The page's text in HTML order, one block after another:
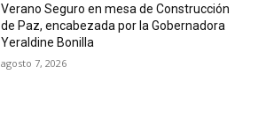
Verano Seguro en mesa de Construcción
de Paz, encabezada por la Gobernadora
Yeraldine Bonilla
agosto 7, 2026